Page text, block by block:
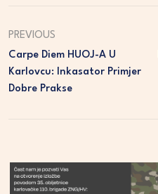
PREVIOUS
Carpe Diem HUOJ-A U
Karlovcu: Inkasator Primjer
Dobre Prakse